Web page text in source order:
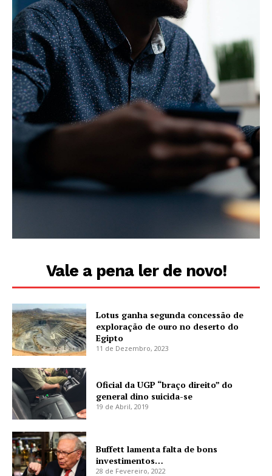
Vale a pena ler de novo!
Lotus ganha segunda concessão de
exploração de ouro no deserto do
Egipto
11 de Dezembro, 2023
Oficial da UGP “braço direito” do
general dino suicida-se
19 de Abril, 2019
Buffett lamenta falta de bons
investimentos…
28 de Fevereiro, 2022